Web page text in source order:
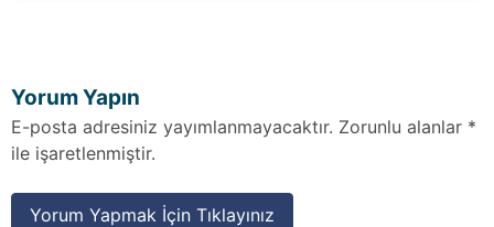
Yorum Yapın
E-posta adresiniz yayımlanmayacaktır. Zorunlu alanlar *
ile işaretlenmiştir.
Yorum Yapmak İçin Tıklayınız